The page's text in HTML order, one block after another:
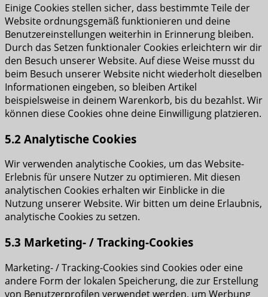
Einige Cookies stellen sicher, dass bestimmte Teile der
Website ordnungsgemäß funktionieren und deine
Benutzereinstellungen weiterhin in Erinnerung bleiben.
Durch das Setzen funktionaler Cookies erleichtern wir dir
den Besuch unserer Website. Auf diese Weise musst du
beim Besuch unserer Website nicht wiederholt dieselben
Informationen eingeben, so bleiben Artikel
beispielsweise in deinem Warenkorb, bis du bezahlst. Wir
können diese Cookies ohne deine Einwilligung platzieren.
5.2 Analytische Cookies
Wir verwenden analytische Cookies, um das Website-
Erlebnis für unsere Nutzer zu optimieren. Mit diesen
analytischen Cookies erhalten wir Einblicke in die
Nutzung unserer Website. Wir bitten um deine Erlaubnis,
analytische Cookies zu setzen.
5.3 Marketing- / Tracking-Cookies
Marketing- / Tracking-Cookies sind Cookies oder eine
andere Form der lokalen Speicherung, die zur Erstellung
von Benutzerprofilen verwendet werden, um Werbung